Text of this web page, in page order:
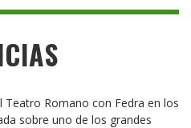
Teatro Romano con Fedra en los
sobre uno de los grandes